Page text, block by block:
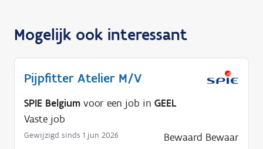
Mogelijk ook interessant
Pijpfitter Atelier M/V
SPIE Belgium voor een job in GEEL
Vaste job
Gewijzigd sinds 1 jun 2026 Bewaard Bewaar